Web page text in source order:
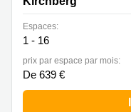
Espaces:
1 - 16
prix par espace par mois:
De 639 €